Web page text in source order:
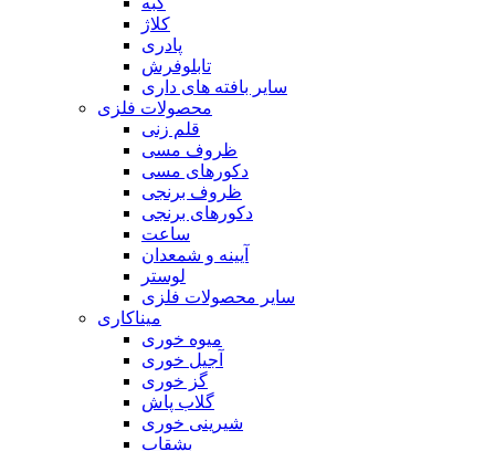
کلاژ
پادری
تابلوفرش
سایر بافته های داری
محصولات فلزی
قلم زنی
ظروف مسی
دکورهای مسی
ظروف برنجی
دکورهای برنجی
ساعت
آیینه و شمعدان
لوستر
سایر محصولات فلزی
میناکاری
میوه خوری
آجیل خوری
گز خوری
گلاب پاش
شیرینی خوری
بشقاب